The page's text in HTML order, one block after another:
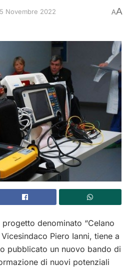
Novembre 2022 AA
progetto denominato “Celano
Piero Ianni, tiene a
pubblicato un nuovo bando di
di nuovi potenziali